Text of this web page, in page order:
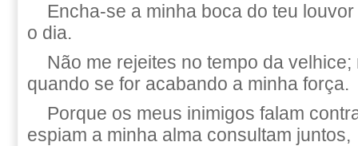
Encha-se a minha boca do teu
o dia.
Não me rejeites no tempo da
quando se for acabando a minha força.
Porque os meus inimigos falam
espiam a minha alma consultam juntos,